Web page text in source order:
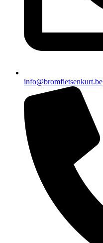
info@bromfietsenkurt.be